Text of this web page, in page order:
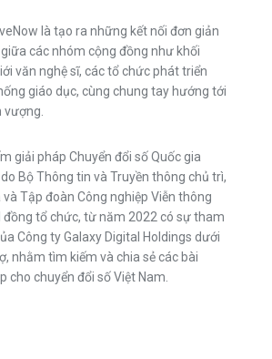
là tạo ra những kết nối đơn giản
các nhóm cộng đồng như khối
văn nghệ sĩ, các tổ chức phát triển
giáo dục, cùng chung tay hướng tới
giải pháp Chuyển đổi số Quốc gia
Bộ Thông tin và Truyền thông chủ trì,
Tập đoàn Công nghiệp Viễn thông
đồng tổ chức, từ năm 2022 có sự tham
Công ty Galaxy Digital Holdings dưới
nhằm tìm kiếm và chia sẻ các bài
cho chuyển đổi số Việt Nam.